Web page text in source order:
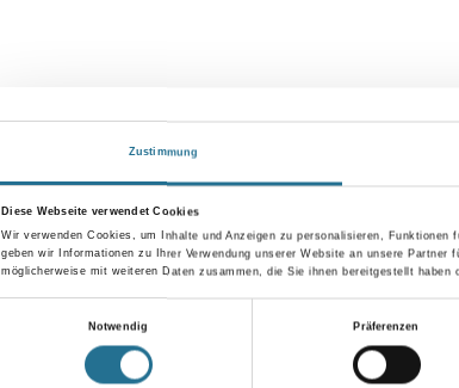
Zustimmung
Diese Webseite verwendet Cookies
Wir verwenden Cookies, um Inhalte und Anzeigen zu personalisieren,
geben wir Informationen zu Ihrer Verwendung unserer Website an unsere
möglicherweise mit weiteren Daten zusammen, die Sie ihnen bereitgestellt
Notwendig
Präferenzen